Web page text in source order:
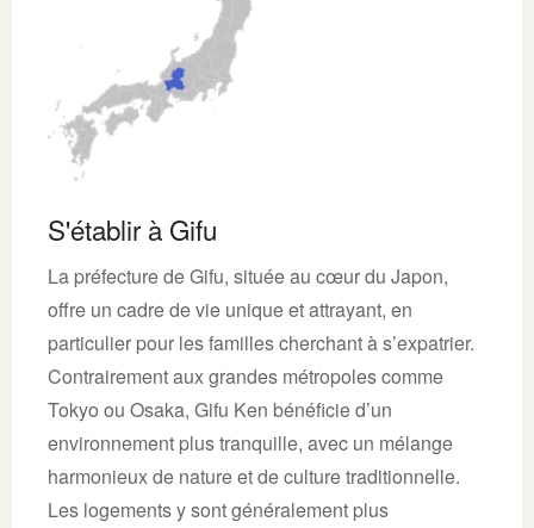
S'établir à Gifu
La préfecture de Gifu, située au cœur du Japon,
offre un cadre de vie unique et attrayant, en
particulier pour les familles cherchant à s’expatrier.
Contrairement aux grandes métropoles comme
Tokyo ou Osaka, Gifu Ken bénéficie d’un
environnement plus tranquille, avec un mélange
harmonieux de nature et de culture traditionnelle.
Les logements y sont généralement plus